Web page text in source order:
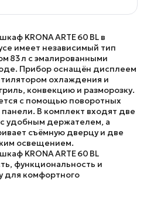
шкаф KRONA ARTE 60 BL в
имеет независимый тип
83 л с эмалированными
Прибор оснащён дисплеем
охлаждения и
конвекцию и разморозку.
с помощью поворотных
В комплект входят две
удобным держателем, а
съёмную дверцу и две
освещением.
шкаф KRONA ARTE 60 BL
функциональность и
для комфортного